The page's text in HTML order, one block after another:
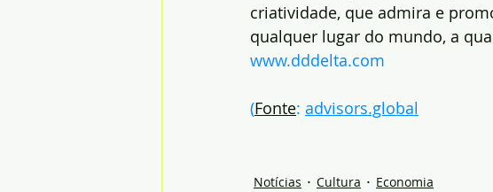
criatividade, que admira e
qualquer lugar do mundo, a
www.dddelta.com
(Fonte: advisors.global
Notícias Cultura Economia